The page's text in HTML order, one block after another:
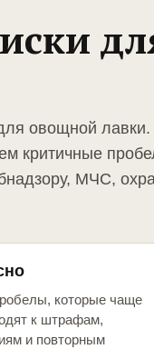
овощной лавки.
критичные
МЧС,
которые чаще
к штрафам,
и повторным